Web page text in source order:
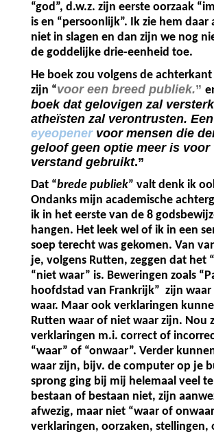
“god”, d.w.z. zijn eerste oorzaak
is en “persoonlijk”. Ik zie hem daar
niet in slagen en dan zijn we nog
de goddelijke drie-eenheid toe.
He boek zou volgens de
zijn “voor een breed publiek.”
boek dat gelovigen zal
atheïsten zal verontrusten. Een
eyeopenervoor mensen die
geloof geen optie meer is voor
verstand gebruikt.”
Dat “brede publiek” valt denk ik
Ondanks mijn academische
ik in het eerste van de 8
hangen. Het leek wel of ik in een
soep terecht was gekomen. Van
je, volgens Rutten, zeggen dat het
“niet waar” is. Beweringen zoals
hoofdstad van Frankrijk” zijn
waar. Maar ook verklaringen
Rutten waar of niet waar zijn. Nou
verklaringen m.i. correct of
“waar” of “onwaar”. Verder
waar zijn, bijv. de computer op je
sprong ging bij mij helemaal veel
bestaan of bestaan niet, zijn
afwezig, maar niet “waar of
verklaringen, oorzaken, stellingen,